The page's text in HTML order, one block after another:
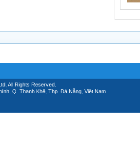
All Rights Reserved.
Q. Thanh Khê, Thp. Đà Nẵng, Việt Nam.